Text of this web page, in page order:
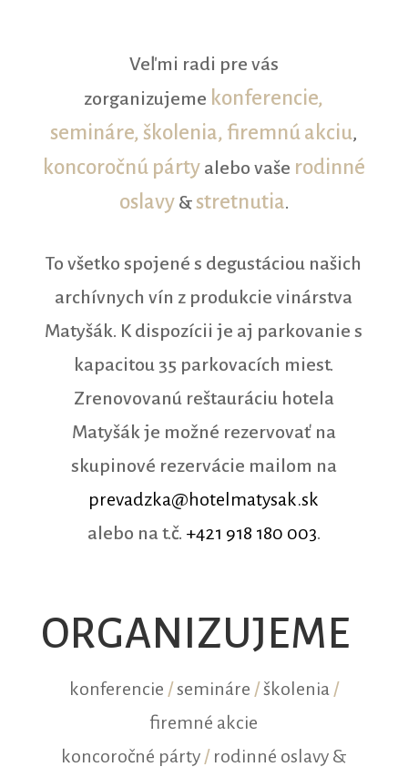
Veľmi radi pre vás
zorganizujeme konferencie,
semináre, školenia, firemnú akciu,
koncoročnú párty alebo vaše rodinné
oslavy&stretnutia.
To všetko spojené s degustáciou našich
archívnych vín z produkcie vinárstva
Matyšák. K dispozícii je aj parkovanie s
kapacitou 35 parkovacích miest.
Zrenovovanú reštauráciu hotela
Matyšák je možné rezervovať na
skupinové rezervácie mailom na
prevadzka@hotelmatysak.sk
alebo na t.č. +421 918 180 003.
ORGANIZUJEME
konferencie /semináre /školenia /
firemné akcie
koncoročné párty / rodinné oslavy &